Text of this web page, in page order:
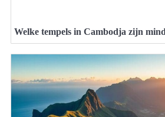
Welke tempels in Cambodja zijn